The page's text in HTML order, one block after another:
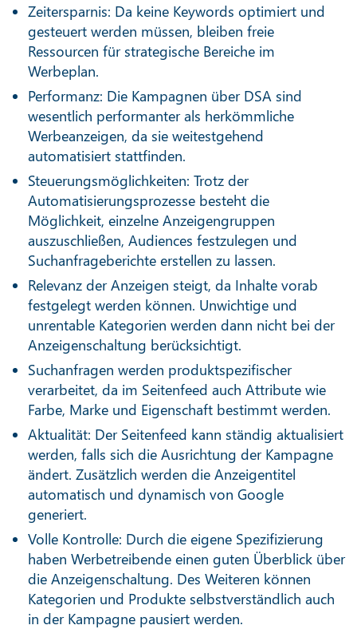
Zeitersparnis: Da keine Keywords optimiert und
gesteuert werden müssen, bleiben freie
Ressourcen für strategische Bereiche im
Werbeplan.
Performanz: Die Kampagnen über DSA sind
wesentlich performanter als herkömmliche
Werbeanzeigen, da sie weitestgehend
automatisiert stattfinden.
Steuerungsmöglichkeiten: Trotz der
Automatisierungsprozesse besteht die
Möglichkeit, einzelne Anzeigengruppen
auszuschließen, Audiences festzulegen und
Suchanfrageberichte erstellen zu lassen.
Relevanz der Anzeigen steigt, da Inhalte vorab
festgelegt werden können. Unwichtige und
unrentable Kategorien werden dann nicht bei der
Anzeigenschaltung berücksichtigt.
Suchanfragen werden produktspezifischer
verarbeitet, da im Seitenfeed auch Attribute wie
Farbe, Marke und Eigenschaft bestimmt werden.
Aktualität: Der Seitenfeed kann ständig aktualisiert
werden, falls sich die Ausrichtung der Kampagne
ändert. Zusätzlich werden die Anzeigentitel
automatisch und dynamisch von Google
generiert.
Volle Kontrolle: Durch die eigene Spezifizierung
haben Werbetreibende einen guten Überblick über
die Anzeigenschaltung. Des Weiteren können
Kategorien und Produkte selbstverständlich auch
in der Kampagne pausiert werden.